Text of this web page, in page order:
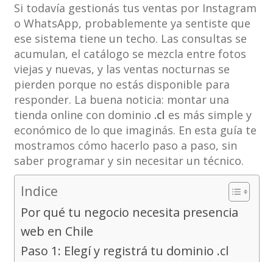
Si todavía gestionás tus ventas por Instagram
o WhatsApp, probablemente ya sentiste que
ese sistema tiene un techo. Las consultas se
acumulan, el catálogo se mezcla entre fotos
viejas y nuevas, y las ventas nocturnas se
pierden porque no estás disponible para
responder. La buena noticia: montar una
tienda online con dominio .cl es más simple y
económico de lo que imaginás. En esta guía te
mostramos cómo hacerlo paso a paso, sin
saber programar y sin necesitar un técnico.
Indice
Por qué tu negocio necesita presencia
web en Chile
Paso 1: Elegí y registrá tu dominio .cl